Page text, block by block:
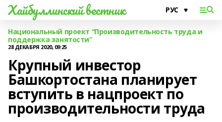
Хайбуллинский вестник
Национальный проект “Производительность труда и
поддержка занятости”
28 ДЕКАБРЯ 2020, 09:25
Крупный инвестор
Башкортостана планирует
вступить в нацпроект по
производительности труда